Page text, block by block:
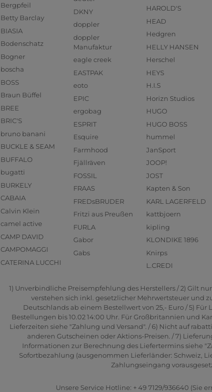
Bergpfeil
Betty Barclay
BIASIA
Bodenschatz
Bogner
boscha
BOSS
Braun Büffel
BREE
BRIC'S
bruno banani
BUCKLE & SEAM
BUFFALO
bugatti
BURKELY
CABAIA
Calvin Klein
camel active
CAMP DAVID
CAMPOMAGGI
CATERINA LUCCHI
DKNY
doppler
doppler
Manufaktur
eagle creek
EASTPAK
eoto
EPIC
ergobag
ESPRIT
Esquire
Farmhood
Fjällräven
FOSSIL
FRAAS
FREDsBRUDER
Fritzi aus Preußen
FURLA
Gabor
Gabs
HAROLD'S
HEAD
Hedgren
HELLY HANSEN
Herschel
HEYS
H.I.S
Horizn Studios
HUGO
HUGO BOSS
hummel
JanSport
JOOP!
JOST
Kapten & Son
KARL LAGERFELD
kattbjoern
kipling
KLONDIKE 1896
Knirps
L.CREDI
1) Unverbindliche Preisempfehlung des Herstellers / 2) Gilt
verstehen sich inkl. gesetzlicher Mehrwertsteuer und
Deutschlands ab einem Bestellwert von 25,- Euro / 5)
Bestellungen bis 10.02 14:00 Uhr. Für Großbritannien und
Lieferzeiten siehe "Zahlung und Versand". / 6) Nicht auf
anderen Gutscheinen oder Aktions-Preisen. / 7)
Informationen zur Berechnung des Liefertermins siehe
Sofortbezahlung (ausgenommen Lieferländer: Schweiz,
Zahlungseingang
Unsere Service Hotline: + 49 7129/936640 (Sie